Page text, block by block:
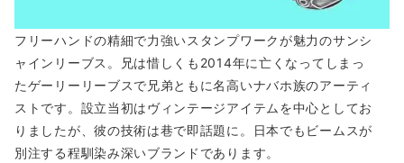
フリーハンドの精細で力強いスタンプワークが魅力のサンシ
ャインリーブス。兄は惜しくも2014年に亡くなってしまっ
たゲーリーリーブスで兄弟ともに名高いナバホ族のアーティ
ストです。設立当初はヴィンテージアイテムを中心としてお
りましたが、彼の技術は巷で即話題に。日本でもビームスが
別注する程馴染み深いブランドであります。